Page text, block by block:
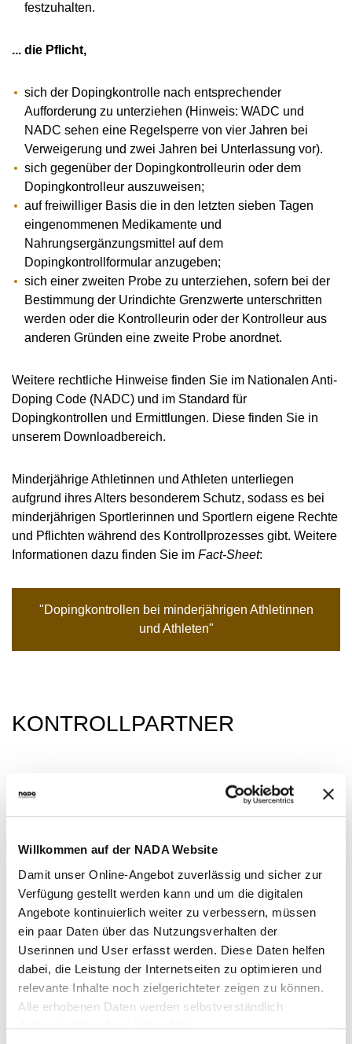
Willkommen auf der NADA Website
Damit unser Online-Angebot zuverlässig und sicher zur
Verfügung gestellt werden kann und um die digitalen
Angebote kontinuierlich weiter zu verbessern, müssen
ein paar Daten über das Nutzungsverhalten der
Userinnen und User erfasst werden. Diese Daten helfen
dabei, die Leistung der Internetseiten zu optimieren und
relevante Inhalte noch zielgerichteter zeigen zu können.
Alle erhobenen Daten werden selbstverständlich
festzuhalten.
... die Pflicht,
sich der Dopingkontrolle nach entsprechender
Aufforderung zu unterziehen (Hinweis: WADC und
NADC sehen eine Regelsperre von vier Jahren bei
Verweigerung und zwei Jahren bei Unterlassung vor).
sich gegenüber der Dopingkontrolleurin oder dem
Dopingkontrolleur auszuweisen;
auf freiwilliger Basis die in den letzten sieben Tagen
eingenommenen Medikamente und
Nahrungsergänzungsmittel auf dem
Dopingkontrollformular anzugeben;
sich einer zweiten Probe zu unterziehen, sofern bei der
Bestimmung der Urindichte Grenzwerte unterschritten
werden oder die Kontrolleurin oder der Kontrolleur aus
anderen Gründen eine zweite Probe anordnet.
Weitere rechtliche Hinweise finden Sie im Nationalen Anti-
Doping Code (NADC) und im Standard für
Dopingkontrollen und Ermittlungen. Diese finden Sie in
unserem Downloadbereich.
Minderjährige Athletinnen und Athleten unterliegen
aufgrund ihres Alters besonderem Schutz, sodass es bei
minderjährigen Sportlerinnen und Sportlern eigene Rechte
und Pflichten während des Kontrollprozesses gibt. Weitere
Informationen dazu finden Sie im Fact-Sheet:
"Dopingkontrollen bei minderjährigen Athletinnen
und Athleten"
KONTROLLPARTNER
PWC